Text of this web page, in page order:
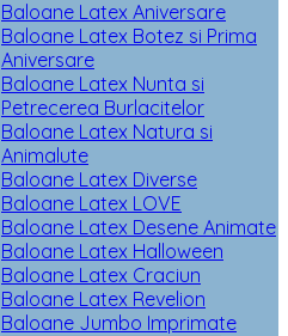
Baloane Latex Aniversare
Baloane Latex Botez si Prima
Aniversare
Baloane Latex Nunta si
Petrecerea Burlacitelor
Baloane Latex Natura si
Animalute
Baloane Latex Diverse
Baloane Latex LOVE
Baloane Latex Desene Animate
Baloane Latex Halloween
Baloane Latex Craciun
Baloane Latex Revelion
Baloane Jumbo Imprimate